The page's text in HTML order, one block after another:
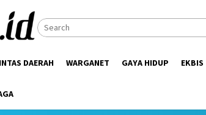
DAERAH WARGANET GAYA HIDUP EKBIS